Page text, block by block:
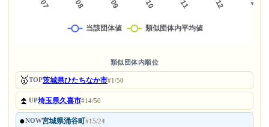
類似団体内順位
🥇TOP茨城県ひたちなか市#1/50
⏫UP埼玉県久喜市#14/50
●NOW宮城県涌谷町#15/24